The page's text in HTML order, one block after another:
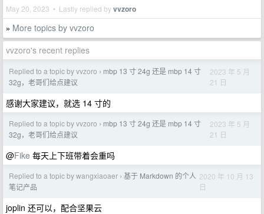
May 20, 2023 • Lastly replied byvvzoro
» More topics by vvzoro
vvzoro's recent replies
Replied to a topic by vvzoro › mbp 13 寸 24g 还是 mbp 14 寸
32g，老哥们给点建议
2023 年 5 月
21 日
感谢大家建议，就选 14 寸的
Replied to a topic by vvzoro › mbp 13 寸 24g 还是 mbp 14 寸
32g，老哥们给点建议
2023 年 5 月
21 日
@Fike 每天上下班带着会重吗
Replied to a topic by wangxiaoaer › 基于 Markdown 的个人
笔记产品
2020 年 10 月 13
日
joplin 还可以，配合坚果云